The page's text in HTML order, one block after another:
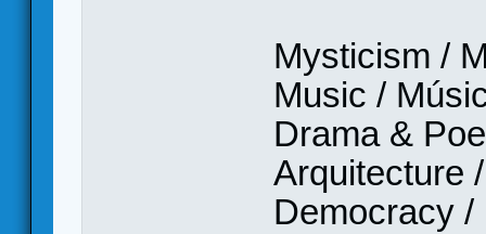
Mysticism /
Music /
Drama &
Arquitecture
Democracy